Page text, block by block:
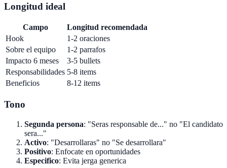
Longitud ideal
Campo
Longitud recomendada
Hook
1-2 oraciones
Sobre el equipo
1-2 parrafos
Impacto 6 meses
3-5 bullets
Responsabilidades 5-8 items
Beneficios
8-12 items
Tono
Segunda persona: "Seras responsable de..." no "El candidato
sera..."
Activo: "Desarrollaras" no "Se desarrollara"
Positivo: Enfocate en oportunidades
Especifico: Evita jerga generica